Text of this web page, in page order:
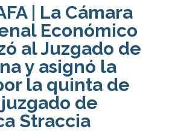
| La Cámara
Económico
al Juzgado de
y asignó la
la quinta de
de
Straccia